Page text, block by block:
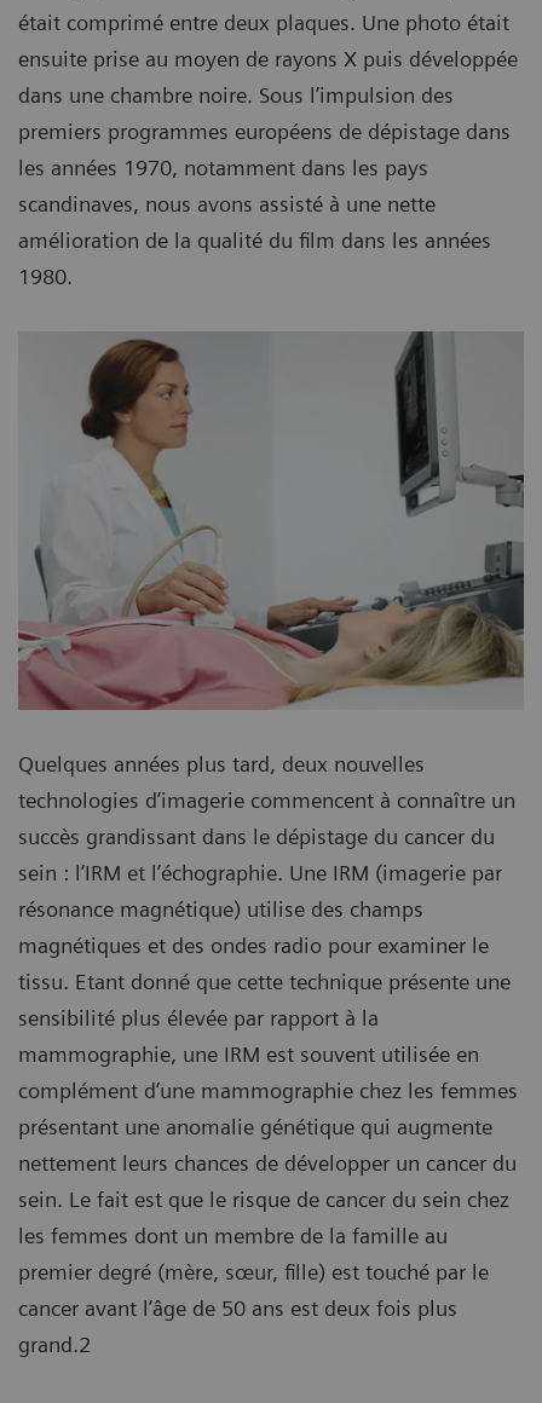
était comprimé entre deux plaques. Une photo était
ensuite prise au moyen de rayons X puis développée
dans une chambre noire. Sous l’impulsion des
premiers programmes européens de dépistage dans
les années 1970, notamment dans les pays
scandinaves, nous avons assisté à une nette
amélioration de la qualité du film dans les années
1980.
Quelques années plus tard, deux nouvelles
technologies d’imagerie commencent à connaître un
succès grandissant dans le dépistage du cancer du
sein : l’IRM et l’échographie. Une IRM (imagerie par
résonance magnétique) utilise des champs
magnétiques et des ondes radio pour examiner le
tissu. Etant donné que cette technique présente une
sensibilité plus élevée par rapport à la
mammographie, une IRM est souvent utilisée en
complément d’une mammographie chez les femmes
présentant une anomalie génétique qui augmente
nettement leurs chances de développer un cancer du
sein. Le fait est que le risque de cancer du sein chez
les femmes dont un membre de la famille au
premier degré (mère, sœur, fille) est touché par le
cancer avant l’âge de 50 ans est deux fois plus
grand.2